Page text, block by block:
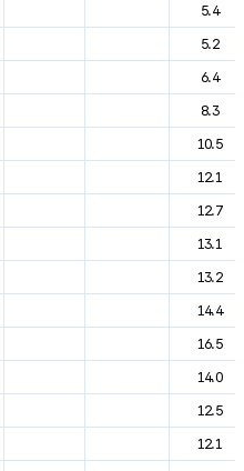
5.4
5.2
6.4
8.3
10.5
12.1
12.7
13.1
13.2
14.4
16.5
14.0
12.5
12.1